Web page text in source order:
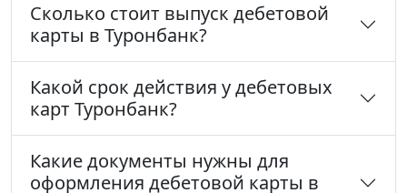
Сколько стоит выпуск дебетовой
карты в Туронбанк?
Какой срок действия у дебетовых
карт Туронбанк?
Какие документы нужны для
оформления дебетовой карты в